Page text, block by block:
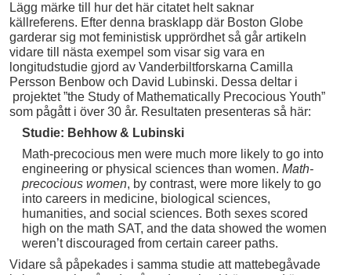
Lägg märke till hur det här citatet helt saknar
källreferens. Efter denna brasklapp där Boston Globe
garderar sig mot feministisk upprördhet så går artikeln
vidare till nästa exempel som visar sig vara en
longitudstudie gjord av Vanderbiltforskarna Camilla
Persson Benbow och David Lubinski. Dessa deltar i
projektet ”the Study of Mathematically Precocious Youth”
som pågått i över 30 år. Resultaten presenteras så här:
Studie: Behhow & Lubinski
Math-precocious men were much more likely to go into
engineering or physical sciences than women. Math-
precocious women, by contrast, were more likely to go
into careers in medicine, biological sciences,
humanities, and social sciences. Both sexes scored
high on the math SAT, and the data showed the women
weren’t discouraged from certain career paths.
Vidare så påpekades i samma studie att mattebegåvade